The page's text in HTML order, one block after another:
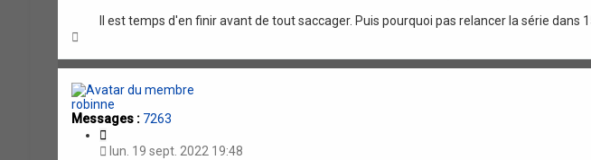
Il est temps d'en finir avant de tout saccager. Puis pourquoi pas relancer la série dans
H
u
robinne
Messages : 7263
C
i lun. 19 sept. 2022 19:48